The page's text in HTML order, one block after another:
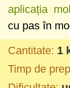
aplicația
cu pas în
Cantitate: 1
Timp de